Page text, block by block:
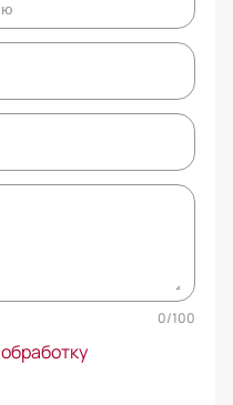
0/100
обработку